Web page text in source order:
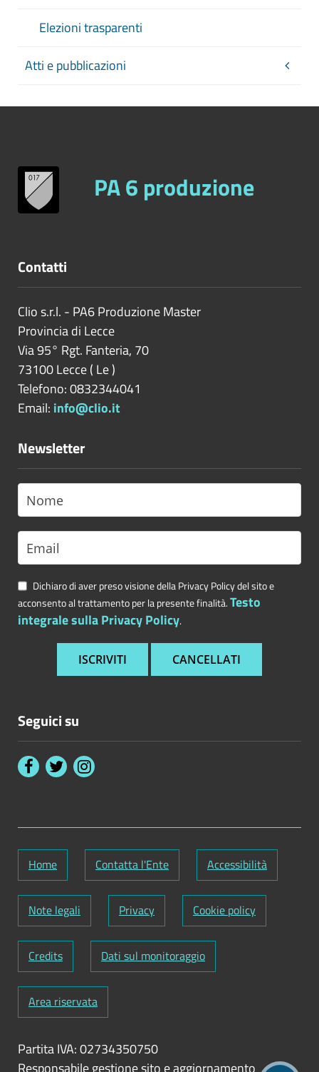
Elezioni trasparenti
Atti e pubblicazioni
PA 6 produzione
Contatti
Clio s.r.l. - PA6 Produzione Master
Provincia di Lecce
Via 95° Rgt. Fanteria, 70
73100Lecce( Le)
Telefono: 0832344041
Email: info@clio.it
Newsletter
Dichiaro di aver preso visione della Privacy Policy del sito e
acconsento al trattamento per la presente finalità.Testo
integrale sulla Privacy Policy.
Seguici su
Home Contatta l'Ente Accessibilità
Note legali Privacy Cookie policy
Credits Dati sul monitoraggio
Area riservata
Partita IVA: 02734350750
Responsabile gestione sito e aggiornamento